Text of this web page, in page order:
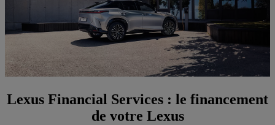
Lexus Financial Services : le financement
de votre Lexus